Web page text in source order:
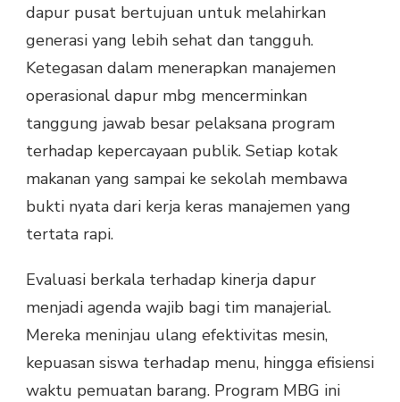
dapur pusat bertujuan untuk melahirkan
generasi yang lebih sehat dan tangguh.
Ketegasan dalam menerapkan manajemen
operasional dapur mbg mencerminkan
tanggung jawab besar pelaksana program
terhadap kepercayaan publik. Setiap kotak
makanan yang sampai ke sekolah membawa
bukti nyata dari kerja keras manajemen yang
tertata rapi.
Evaluasi berkala terhadap kinerja dapur
menjadi agenda wajib bagi tim manajerial.
Mereka meninjau ulang efektivitas mesin,
kepuasan siswa terhadap menu, hingga efisiensi
waktu pemuatan barang. Program MBG ini